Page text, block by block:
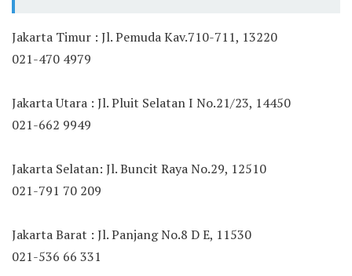
Jakarta Timur : Jl. Pemuda Kav.710-711, 13220
021-470 4979
Jakarta Utara : Jl. Pluit Selatan I No.21/23, 14450
021-662 9949
Jakarta Selatan: Jl. Buncit Raya No.29, 12510
021-791 70 209
Jakarta Barat : Jl. Panjang No.8 D E, 11530
021-536 66 331